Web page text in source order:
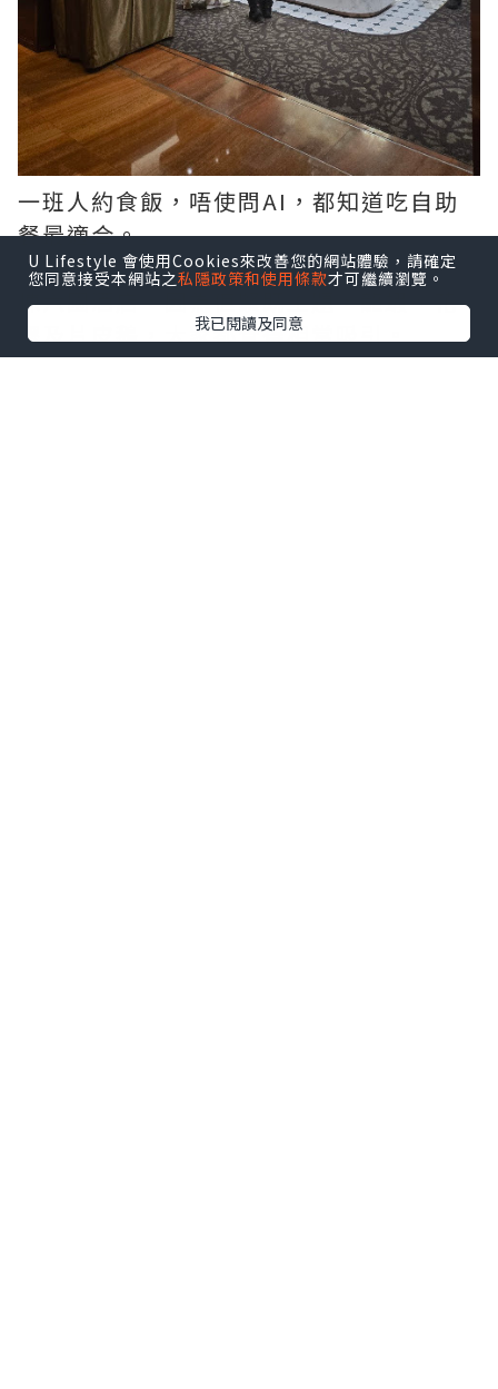
一班人約食飯，唔使問AI，都知道吃自助
餐最適合。
揀六國酒店，因為佢緊既主題，龍蝦、花
膠及片皮鵝，大家都覺得相當吸引。
U Lifestyle 會使用Cookies來改善您的網站體驗，請確定
您同意接受本網站之私隱政策和使用條款才可繼續瀏覽。
我已閱讀及同意